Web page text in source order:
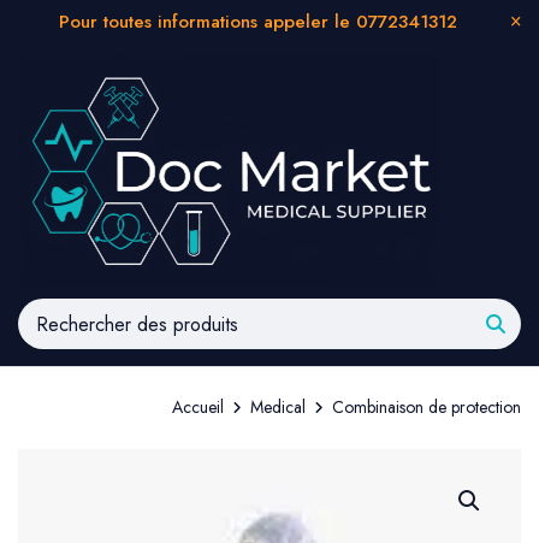
Pour toutes informations appeler le 0772341312
Accueil Medical Combinaison de protection